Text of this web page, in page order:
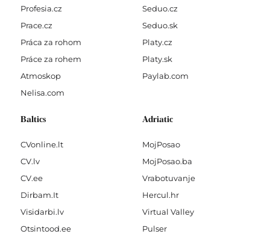
Profesia.cz
Prace.cz
Práca za rohom
Práce za rohem
Atmoskop
Nelisa.com
Seduo.cz
Seduo.sk
Platy.cz
Platy.sk
Paylab.com
Baltics
CVonline.lt
CV.lv
CV.ee
Dirbam.It
Visidarbi.lv
Otsintood.ee
Adriatic
MojPosao
MojPosao.ba
Vrabotuvanje
Hercul.hr
Virtual Valley
Pulser